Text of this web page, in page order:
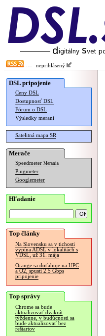
neprihlásený
DSL pripojenie
Ceny DSL
Dostupnosť DSL
Fórum o DSL
Výsledky meraní
Satelitná mapa SR
Merače
Speedmeter Merania
Pingmeter
Googlemeter
Hľadanie
Top články
Na Slovensku sa v tichosti
vypína ADSL v lokalitách s
VDSL, už 31. mája
Orange sa doťahuje na UPC
a O2, spustí 2.5 Gbps
pripojenie
Top správy
Chrome sa bude
aktualizovať dvakrát
týždenne, v budúcnosti sa
bude aktualizovať bez
reštartov